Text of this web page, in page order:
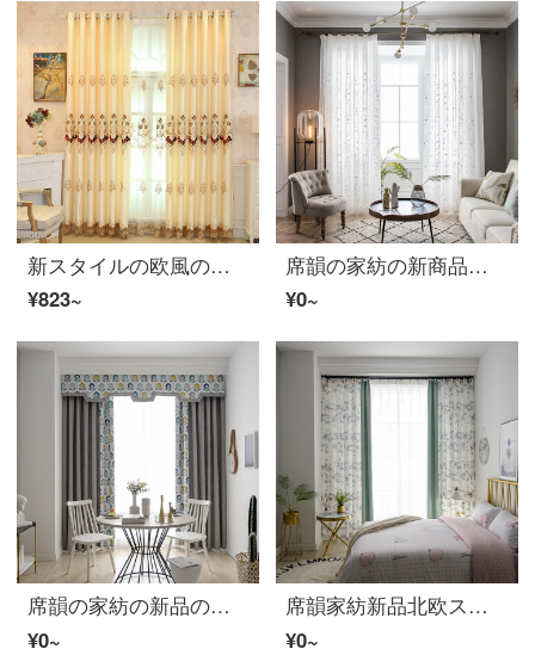
新スタイルの欧風の刺繍のカーテンを貼ります。シフォンの刺繍のカーテンを貼ります。リビングルームの書斎のカーテンをカスタマイズします。フェイリス-黄の布地の高さが2.7 mです。高さを変えて注文してください。幅1 mの布袋の4本爪フックです。
¥823~
席韻の家紡の新商品は麻の紗の枝の紗の紗の田園の小さい清新な客間の窓の紗をまねて注文して作らせます。幅1メートル*高さ2.7メートルの単価(ナノリング)は高くなります。
¥0~
席韻の家紡の新品の綿と麻の混紡のプリントをつなぎ合わせて北欧の簡単な断熱の日よけの近代的な簡単な約束の客間の寝室の書斎の遮光のカーテンと金の窓のカーテンを注文して広く1メートル*高い2.7メートルの単価(ナノリング)を変えて高いことができます。
¥0~
席韻家紡新品北欧スタイルの田園スタイルの花の細い麻のカーテンのベランダの書斎の遮光カーテンは厚い麻の緑の花を注文して作って、幅1メートル*高さ2.7メートルの単価(4本の爪のフック)を高くすることができます。
¥0~